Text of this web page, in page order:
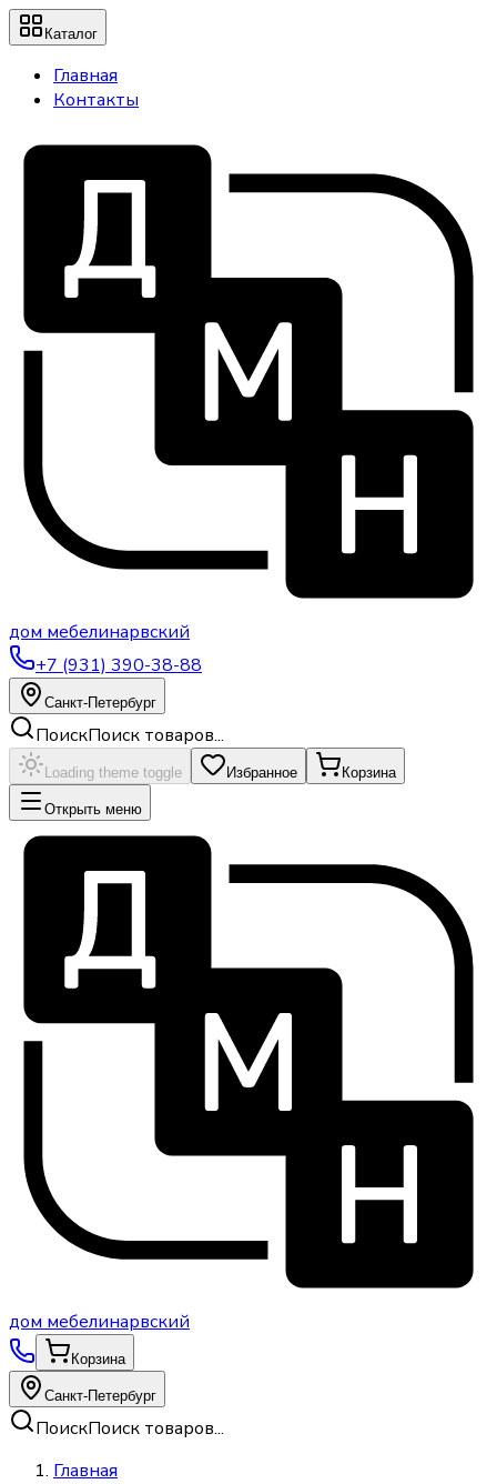
Каталог
Главная
Контакты
дом мебелинарвский
+7 (931) 390-38-88
Санкт-Петербург
ПоискПоиск товаров...
Loading theme toggle Избранное Корзина
Открыть меню
дом мебелинарвский
Корзина
Санкт-Петербург
ПоискПоиск товаров...
Главная